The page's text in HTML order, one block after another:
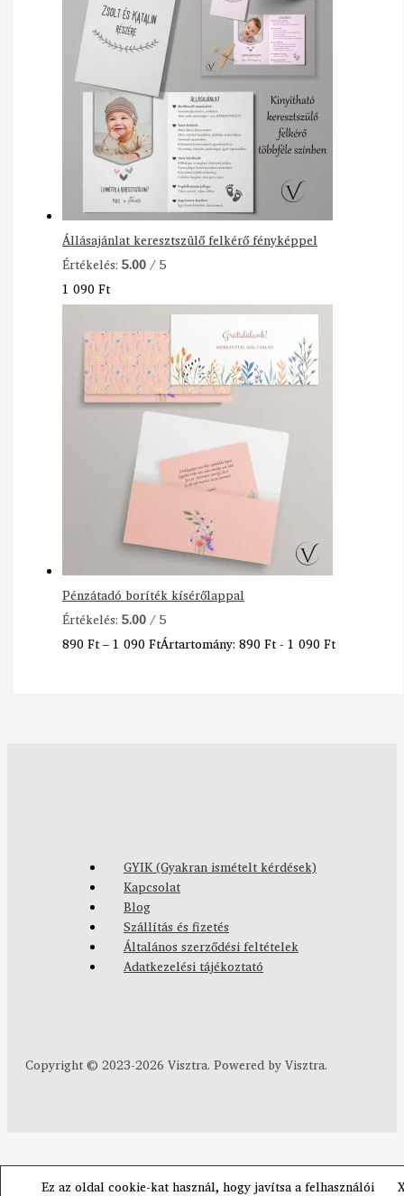
Állásajánlat keresztszülő felkérő fényképpel
Értékelés:5.00/ 5
1 090Ft
Pénzátadó boríték kísérőlappal
Értékelés:5.00/ 5
890Ft–1 090FtÁrtartomány: 890 Ft - 1 090 Ft
GYIK (Gyakran ismételt kérdések)
Kapcsolat
Blog
Szállítás és fizetés
Általános szerződési feltételek
Adatkezelési tájékoztató
Copyright © 2023-2026 Visztra. Powered by Visztra.
Ez az oldal cookie-kat használ, hogy javítsa a felhasználói